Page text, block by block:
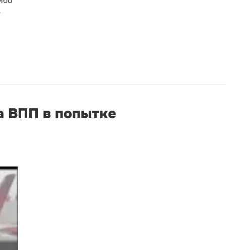
ВПП в попытке